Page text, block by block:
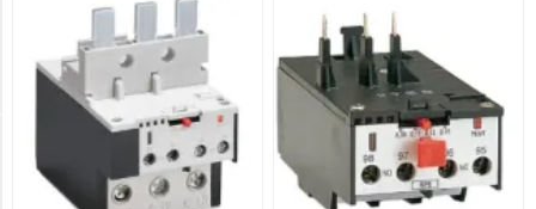
42
MORE
Availability